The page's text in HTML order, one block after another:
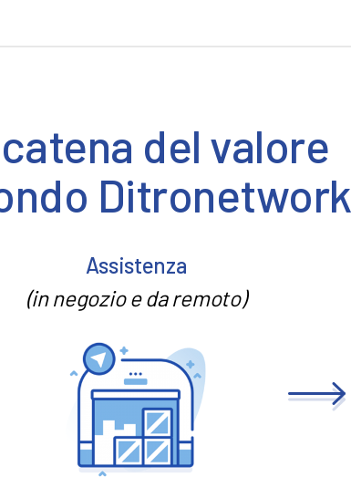
del valore
Ditronetwork
Assistenza
(in negozio e da remoto)